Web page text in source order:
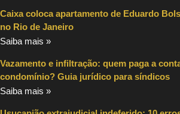
Caixa coloca apartamento de Eduardo
no Rio de Janeiro
Saiba mais »
Vazamento e infiltração: quem paga a
condomínio? Guia jurídico para síndicos
Saiba mais »